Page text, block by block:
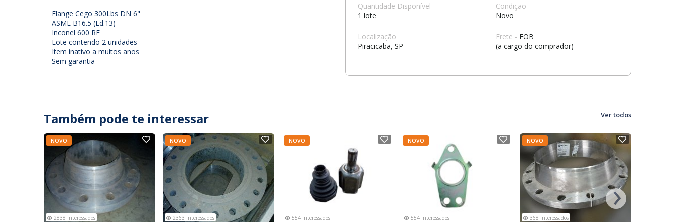
Flange Cego 300Lbs DN 6"
ASME B16.5 (Ed.13)
Inconel 600 RF
Lote contendo 2 unidades
Item inativo a muitos anos
Sem garantia
Quantidade Disponível
1 lote
Localização
Piracicaba, SP
Condição
Novo
Frete - FOB
(a cargo do comprador)
Também pode te interessar Ver todos
NOVO
2838 interessados
NOVO
2363 interessados
NOVO
554 interessados
NOVO
554 interessados
NOVO
368 interessados
›